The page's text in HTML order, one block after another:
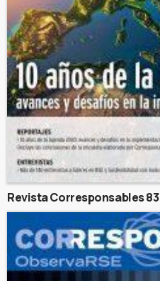
Revista Corresponsables 83